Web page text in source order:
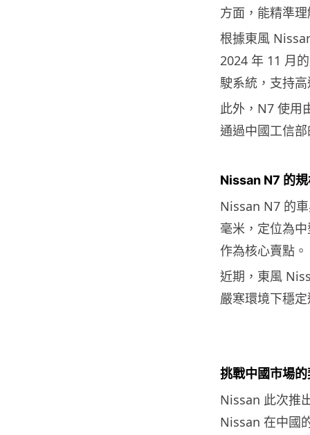
方面，能精準
根據東風
2024 年 11 月
駛系統，支持
此外，N7 使用
通過中國工信
Nissan N7 的
Nissan N7 的
毫米，定位為
作為核心賣點。
近期，東風
嚴寒環境下穩
挑戰中國市場
Nissan 此次推
Nissan 在中國